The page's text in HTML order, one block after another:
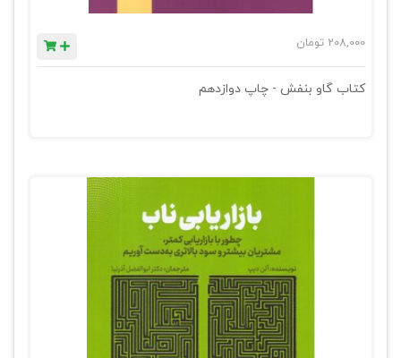
208,000 تومان
کتاب گاو بنفش - چاپ دوازدهم